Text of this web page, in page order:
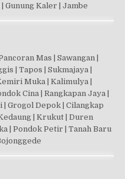
Gunung Kaler | Jambe
Mas | Sawangan |
| Tapos | Sukmajaya |
Muka | Kalimulya |
Cina | Rangkapan Jaya |
| Grogol Depok | Cilangkap
| Krukut | Duren
| Pondok Petir | Tanah Baru